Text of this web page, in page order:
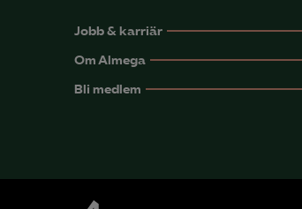
Jobb & karriär
Om Almega
Bli medlem